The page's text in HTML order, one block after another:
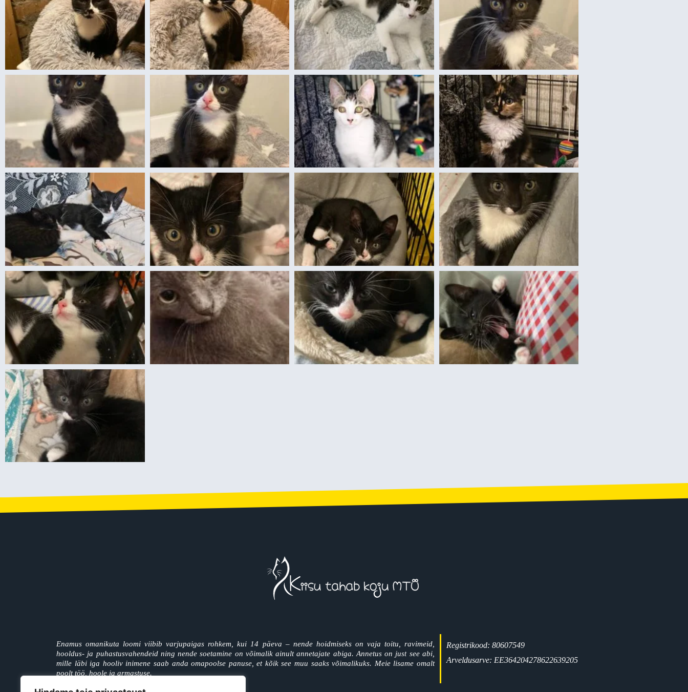
Enamus omanikuta loomi viibib varjupaigas rohkem, kui 14 päeva – nende hoidmiseks on vaja toitu, ravimeid,
hooldus- ja puhastusvahendeid ning nende soetamine on võimalik ainult annetajate abiga. Annetus on just see abi,
mille läbi iga hooliv inimene saab anda omapoolse panuse, et kõik see muu saaks võimalikuks. Meie lisame omalt
poolt töö, hoole ja armastuse.
Registrikood: 80607549
Arveldusarve: EE364204278622639205